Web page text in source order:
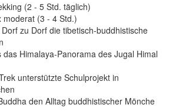
(2 - 5 Std. täglich)
moderat (3 - 4 Std.)
zu Dorf die tibetisch-buddhistische
Himalaya-Panorama des Jugal Himal
unterstützte Schulprojekt in
den Alltag buddhistischer Mönche